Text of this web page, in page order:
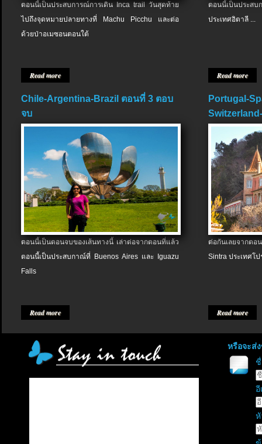
ตอนนี้เป็นประสบการณ์การเดิน Inca trail วันสุดท้าย
ไปถึงจุดหมายปลายทางที่ Machu Picchu และต่อ
ด้วยป่าอเมซอนตอนใต้
Read more
ตอนนี้เป็นประส
ประเทศอิตาลี ...
Read more
Chile-Argentina-Brazil ตอนที่ 3 ตอบ
จบ
ตอนนี้เป็นตอนจบของเส้นทางนี้ เล่าต่อจากตอนที่แล้ว
ตอนนี้เป็นประสบกาณ์ที่ Buenos Aires และ Iguazu
Falls
Read more
Portugal-
ต่อกันเลยจากต
Sintra ประเทศโป
Read more
หรือจะส่
อี
หั